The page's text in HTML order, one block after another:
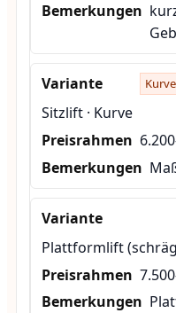
Kurve
Sitzlift · Kurve
Plattformlift